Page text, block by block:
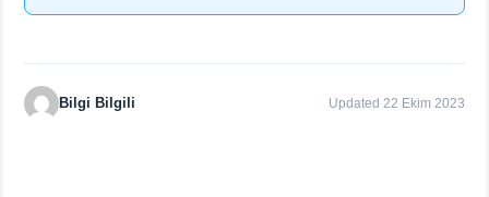
Bilgi Bilgili Updated 22 Ekim 2023